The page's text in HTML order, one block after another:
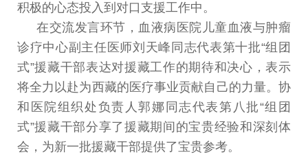
积极的心态投入到对口支援工作中。
在交流发言环节 ， 血液病医院儿童血液与肿瘤
诊疗中心副主任医师刘天峰同志代表第十批“组团
式”援藏干部表达对援藏工作的期待和决心 ，表示
将全力以赴为西藏的医疗事业贡献自己的力量。协
和医院组织处负责人郭娜同志代表第八批“组团
式”援藏干部分享了援藏期间的宝贵经验和深刻体
会，为新一批援藏干部提供了宝贵参考。